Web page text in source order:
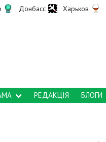
Донбасс Харьков
РЕДАКЦІЯ БЛОГИ